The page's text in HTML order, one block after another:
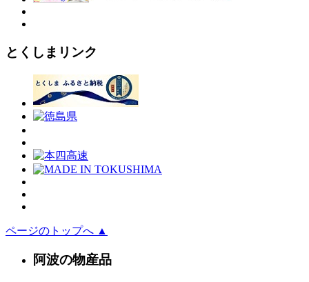
とくしまリンク
ページのトップへ ▲
阿波の物産品